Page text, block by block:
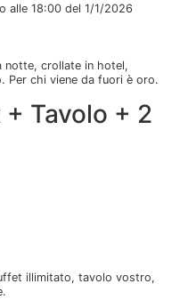
alle 18:00 del 1/1/2026
notte, crollate in hotel,
Per chi viene da fuori è oro.
Tavolo + 2
illimitato, tavolo vostro,